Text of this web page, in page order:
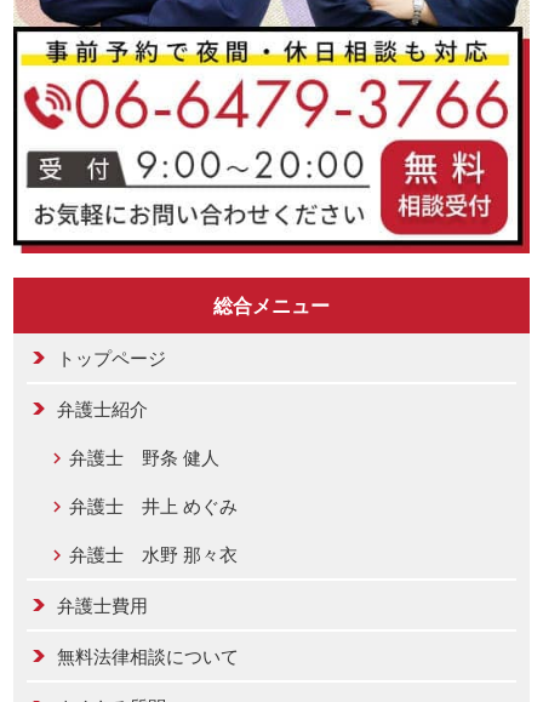
総合メニュー
トップページ
弁護士紹介
弁護士 野条 健人
弁護士 井上 めぐみ
弁護士 水野 那々衣
弁護士費用
無料法律相談について